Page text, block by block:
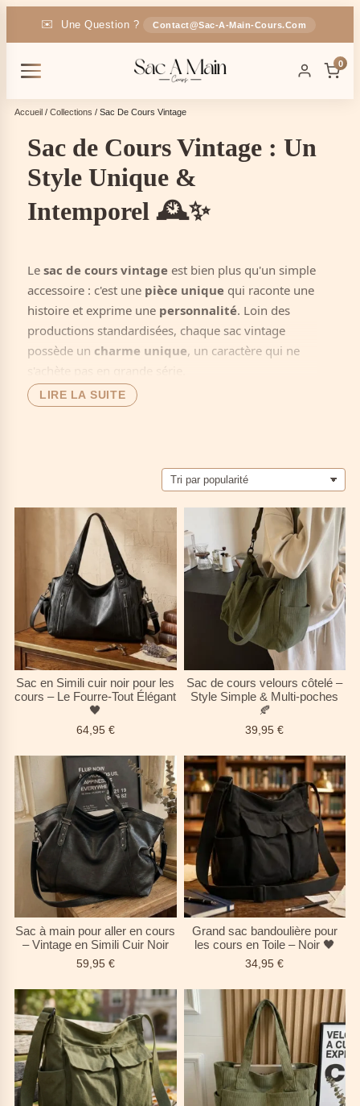
✉️ Une Question ? Contact@sac-A-Main-Cours.com
Livraison OFFERTE En France
🎁 -5% Code : SAC5
0
Accueil / Collections / Sac De Cours Vintage
Sac de Cours Vintage : Un
Style Unique &
Intemporel 🕰️✨
Le sac de cours vintage est bien plus qu'un simple
accessoire : c'est une pièce unique qui raconte une
histoire et exprime une personnalité. Loin des
productions standardisées, chaque sac vintage
possède un charme unique, un caractère qui ne
s'achète pas en grande série.
🎭Pièces uniques: des modèles rares et pleins de
: exprimez votre individualité
avec élégance.
Qualité d'antan
: des matériaux et finitions
souvent supérieurs.
🌟 Pour les esprits libres
qui refusent la mode
jetable et cherchent un sac avec uneâme
, une
histoire, et un style qui traverse les époques.
LIRE LA SUITE
Sac en Simili cuir noir pour les
cours – Le Fourre-Tout Élégant
🖤
64,95 €
Sac de cours velours côtelé –
Style Simple & Multi-poches
🍂
39,95€
Sac à main pour aller en cours
– Vintage en Simili Cuir Noir
59,95 €
Grand sac bandoulière pour
les cours en Toile – Noir 🖤
34,95€